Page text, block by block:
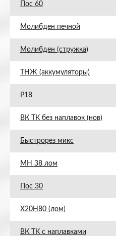
Пос 60
Молибден печной
Молибден (стружка)
ТНЖ (аккумуляторы)
Р18
ВК ТК без наплавок (нов)
Быстрорез микс
МН 38 лом
Пос 30
Х20Н80 (лом)
ВК ТК с наплавками